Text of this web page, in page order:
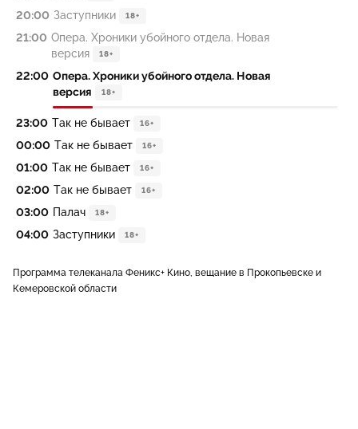
20:00 Заступники 18+
21:00 Опера. Хроники убойного отдела. Новая
версия
18+
22:00 Опера. Хроники убойного отдела. Новая
версия
18+
23:00 Так не бывает 16+
00:00 Так не бывает 16+
01:00 Так не бывает 16+
02:00 Так не бывает 16+
03:00 Палач 18+
04:00 Заступники 18+
Программа телеканала Феникс+ Кино, вещание в Прокопьевске и
Кемеровской области